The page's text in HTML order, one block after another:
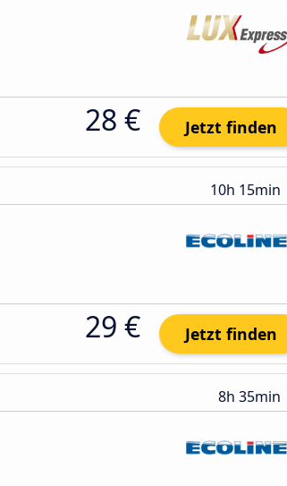
28 € Jetzt finden
10h 15min
29 € Jetzt finden
8h 35min